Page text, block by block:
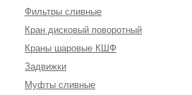
Фильтры сливные
Кран дисковый поворотный
Краны шаровые КШФ
Задвижки
Муфты сливные